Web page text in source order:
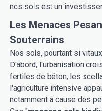
nos sols est un
Les Menaces
Souterrains
Nos sols, pourtant si
D'abord, l'urbanisation
fertiles de béton, les
l'agriculture intensive
notamment à cause des